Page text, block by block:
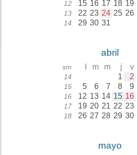
12 15 16 17 18 19
13 22 23 24 25 26
14 29 30 31
abril
sm m m j v
14 1 2
15 5 6 7 8 9
16 12 13 14 15 16
17 19 20 21 22 23
18 26 27 28 29 30
mayo